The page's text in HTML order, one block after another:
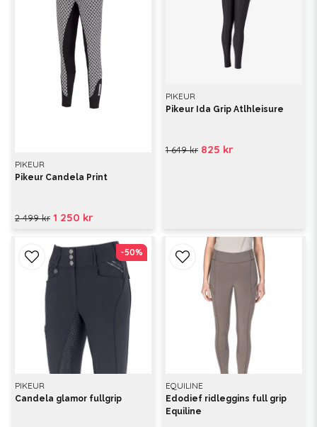
PIKEUR
Pikeur Candela Print
2 499 kr 1 250 kr
PIKEUR
Pikeur Ida Grip Atlhleisure
1 649 kr 825 kr
PIKEUR
Candela glamor fullgrip
-50%
-50%
EQUILINE
Edodief ridleggins full grip
Equiline